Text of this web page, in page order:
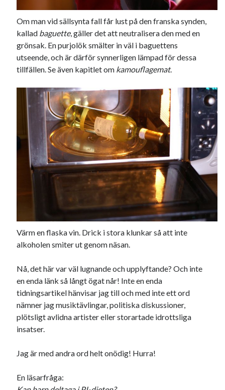
Om man vid sällsynta fall får lust på den franska synden,
kallad baguette, gäller det att neutralisera den med en
grönsak. En purjolök smälter in väl i baguettens
utseende, och är därför synnerligen lämpad för dessa
tillfällen. Se även kapitlet om kamouflagemat.
Värm en flaska vin. Drick i stora klunkar så att inte
alkoholen smiter ut genom näsan.
Nå, det här var väl lugnande och upplyftande? Och inte
en enda länk så långt ögat når! Inte en enda
tidningsartikel hänvisar jag till och med inte ett ord
nämner jag musiktävlingar, politiska diskussioner,
plötsligt avlidna artister eller storartade idrottsliga
insatser.
Jag är med andra ord helt onödig! Hurra!
En läsarfråga: